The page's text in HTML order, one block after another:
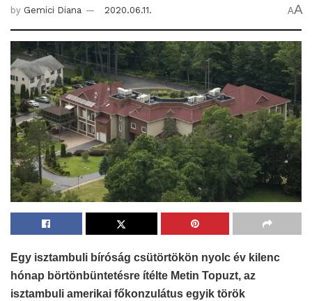
by Gemici Diana 2020.06.11. AA
Egy isztambuli bíróság csütörtökön nyolc év kilenc
hónap börtönbüntetésre ítélte Metin Topuzt, az
isztambuli amerikai főkonzulátus egyik török